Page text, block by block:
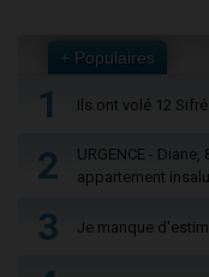
+ Populaires
1 Ils ont volé 12
2
URGENCE -
appartement
3 Je manque